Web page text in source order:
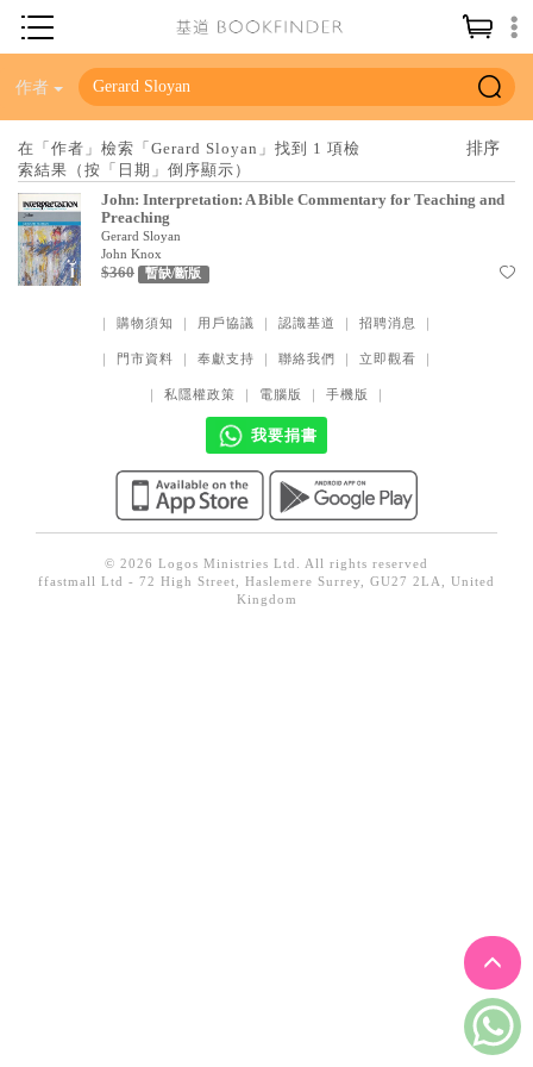
神學／教義
聖經
信仰入門
教會歷史
教會事工
社會／倫理
哲學／宗教比較
見證／傳記
作者
在「作者」檢索「Gerard Sloyan」找到 1 項檢
索結果（按「日期」倒序顯示）
John: Interpretation: A Bible Commentary for Teaching and
Preaching
Gerard Sloyan
John Knox
$360 暫缺/斷版
｜ 購物須知 ｜ 用戶協議 ｜ 認識基道 ｜ 招聘消息 ｜
｜ 門市資料 ｜ 奉獻支持 ｜ 聯絡我們 ｜ 立即觀看 ｜
｜ 私隱權政策 ｜ 電腦版 ｜ 手機版 ｜
我要捐書
© 2026 Logos Ministries Ltd. All rights reserved
ffastmall Ltd - 72 High Street, Haslemere Surrey, GU27 2LA, United
Kingdom